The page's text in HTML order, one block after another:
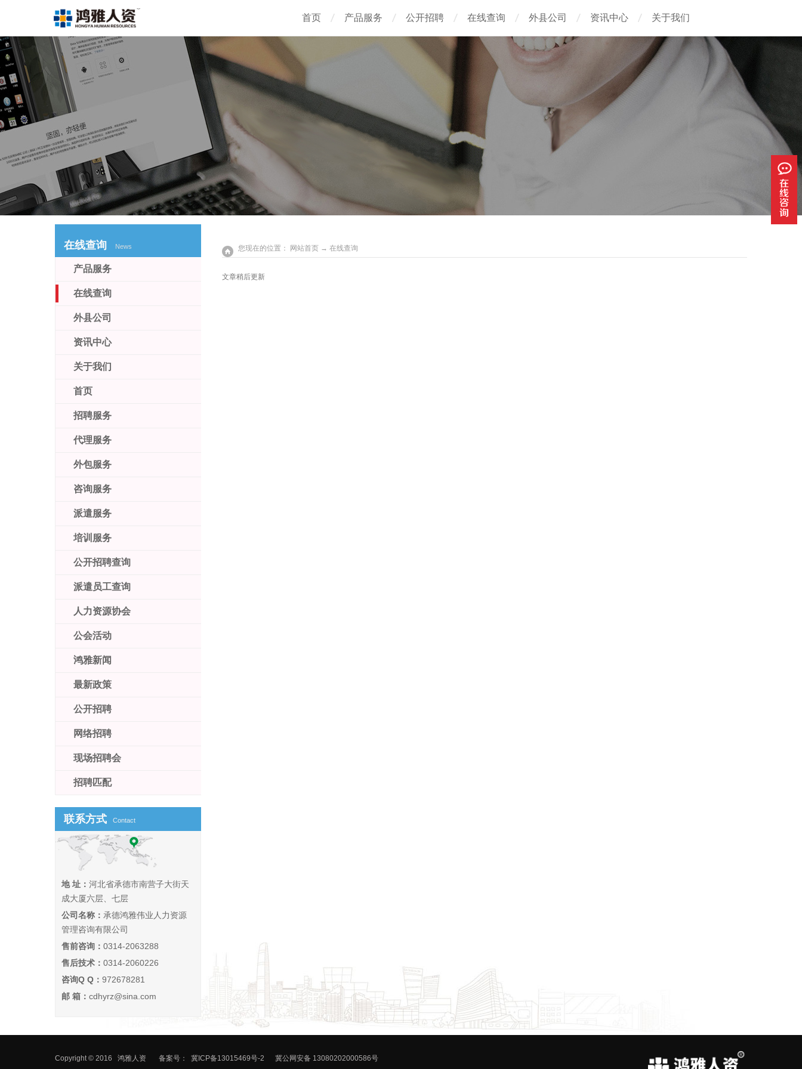
首页 产品服务 公开招聘 在线查询 外县公司 资讯中心 关于我们
您现在的位置： 网站首页 → 在线查询
文章稍后更新
在线查询 News
产品服务
在线查询
外县公司
资讯中心
关于我们
首页
招聘服务
代理服务
外包服务
咨询服务
派遣服务
培训服务
公开招聘查询
派遣员工查询
人力资源协会
公会活动
鸿雅新闻
最新政策
公开招聘
网络招聘
现场招聘会
招聘匹配
联系方式 Contact
地 址： 河北省承德市南营子大街天
成大厦六层、七层
公司名称： 承德鸿雅伟业人力资源
管理咨询有限公司
售前咨询： 0314-2063288
售后技术： 0314-2060226
咨询Q Q： 972678281
邮 箱： cdhyrz@sina.com
Copyright © 2016 鸿雅人资 备案号： 冀ICP备13015469号-2 冀公网安备 13080202000586号